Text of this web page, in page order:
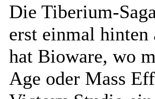
Die Tiberium-
erst einmal hinten
hat Bioware, wo
Age oder Mass